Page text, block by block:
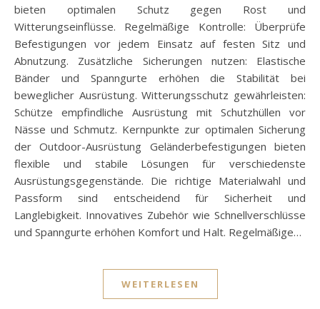
bieten optimalen Schutz gegen Rost und
Witterungseinflüsse. Regelmäßige Kontrolle: Überprüfe
Befestigungen vor jedem Einsatz auf festen Sitz und
Abnutzung. Zusätzliche Sicherungen nutzen: Elastische
Bänder und Spanngurte erhöhen die Stabilität bei
beweglicher Ausrüstung. Witterungsschutz gewährleisten:
Schütze empfindliche Ausrüstung mit Schutzhüllen vor
Nässe und Schmutz. Kernpunkte zur optimalen Sicherung
der Outdoor-Ausrüstung Geländerbefestigungen bieten
flexible und stabile Lösungen für verschiedenste
Ausrüstungsgegenstände. Die richtige Materialwahl und
Passform sind entscheidend für Sicherheit und
Langlebigkeit. Innovatives Zubehör wie Schnellverschlüsse
und Spanngurte erhöhen Komfort und Halt. Regelmäßige…
WEITERLESEN